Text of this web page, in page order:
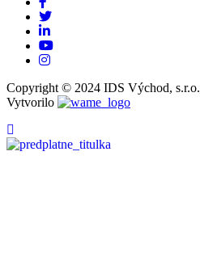
Copyright © 2024 IDS Východ, s.r.o.
Vytvorilo